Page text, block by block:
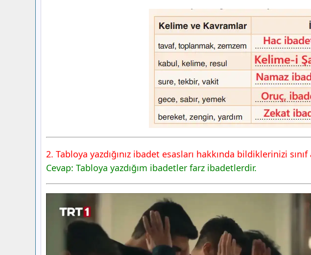
2. Tabloya yazdığınız ibadet esasları hakkında bildiklerinizi sınıf
Cevap: Tabloya yazdığım ibadetler farz ibadetlerdir.